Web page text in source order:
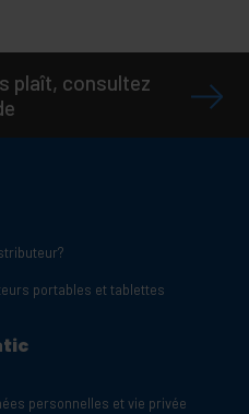
plaît, consultez
portables et tablettes
personnelles et vie privée